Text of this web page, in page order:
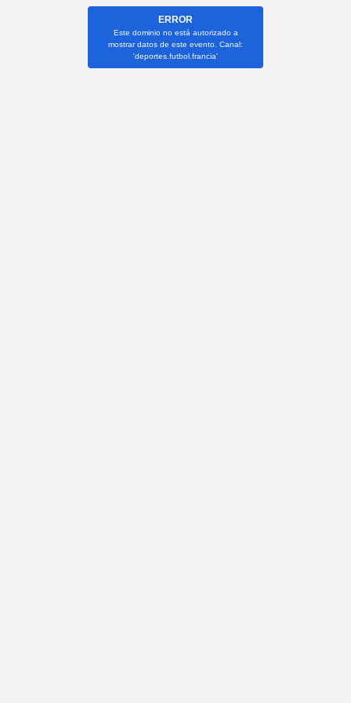
ERROR
Este dominio no está autorizado a
mostrar datos de este evento. Canal:
'deportes.futbol.francia'